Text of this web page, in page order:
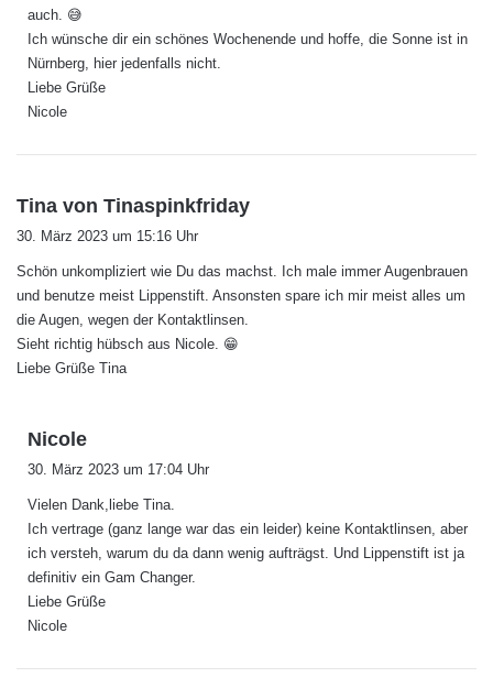
auch. 😅
Ich wünsche dir ein schönes Wochenende und hoffe, die Sonne ist in
Nürnberg, hier jedenfalls nicht.
Liebe Grüße
Nicole
Tina von Tinaspinkfriday
t
:
30. März 2023 um 15:16 Uhr
Schön unkompliziert wie Du das machst. Ich male immer Augenbrauen
und benutze meist Lippenstift. Ansonsten spare ich mir meist alles um
die Augen, wegen der Kontaktlinsen.
Sieht richtig hübsch aus Nicole. 😁
Liebe Grüße Tina
Nicole
t
:
30. März 2023 um 17:04 Uhr
Vielen Dank,liebe Tina.
Ich vertrage (ganz lange war das ein leider) keine Kontaktlinsen, aber
ich versteh, warum du da dann wenig aufträgst. Und Lippenstift ist ja
definitiv ein Gam Changer.
Liebe Grüße
Nicole